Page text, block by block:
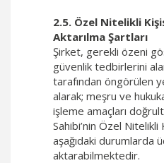
2.5. Özel Nitelikli
Aktarılma Şartları
Şirket, gerekli özeni
güvenlik tedbirlerini
tarafından öngörülen
alarak; meşru ve
işleme amaçları
Sahibi’nin Özel Nitelikli
aşağıdaki durumlarda
aktarabilmektedir.